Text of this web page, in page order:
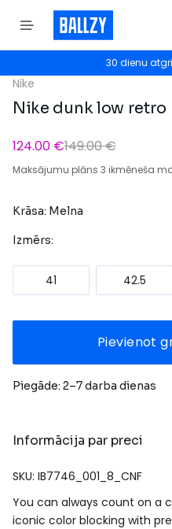
30 dienu
Nike
Nike dunk low retro
124.00 €149.00 €
Maksājumu plāns 3 ikmēneša
Krāsa: Melna
Izmērs:
41 42.5
Pievienot
Piegāde: 2–7 darba dienas
Informācija par preci
SKU: IB7746_001_8_CNF
You can always count on a
iconic color blocking with